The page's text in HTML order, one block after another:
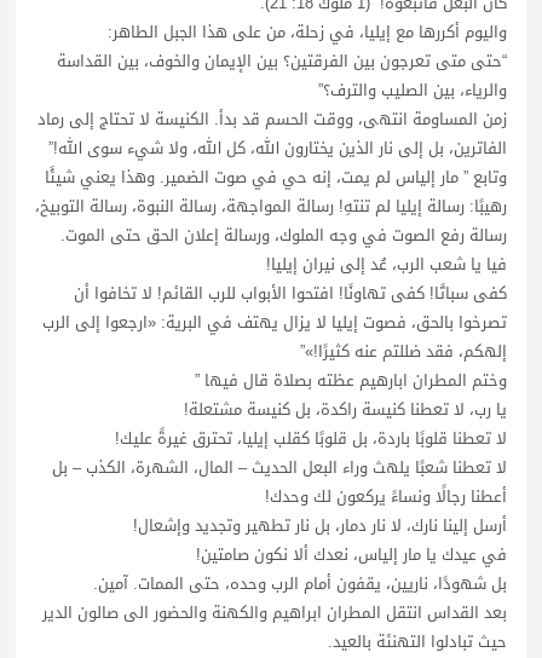
واليوم أكررها مع إيليا، في زحلة، من على هذا الجبل الطاهر:
“حتى متى تعرجون بين الفرقتين؟ بين الإيمان والخوف، بين القداسة
والرياء، بين الصليب والترف؟”
زمن المساومة انتهى، ووقت الحسم قد بدأ. الكنيسة لا تحتاج إلى رماد
الفاترين، بل إلى نار الذين يختارون الله، كل الله، ولا شيء سوى الله!”
وتابع ” مار إلياس لم يمت، إنه حي في صوت الضمير. وهذا يعني شيئًا
رهيبًا: رسالة إيليا لم تنتهِ! رسالة المواجهة، رسالة النبوة، رسالة التوبيخ،
رسالة رفع الصوت في وجه الملوك، ورسالة إعلان الحق حتى الموت.
فيا يا شعب الرب، عُد إلى نيران إيليا!
كفى سباتًا! كفى تهاونًا! افتحوا الأبواب للرب القائم! لا تخافوا أن
تصرخوا بالحق، فصوت إيليا لا يزال يهتف في البرية: «ارجعوا إلى الرب
إلهكم، فقد ضللتم عنه كثيرًا!»”
وختم المطران ابارهيم عظته بصلاة قال فيها ”
يا رب، لا تعطنا كنيسة راكدة، بل كنيسة مشتعلة!
لا تعطنا قلوبًا باردة، بل قلوبًا كقلب إيليا، تحترق غيرةً عليك!
لا تعطنا شعبًا يلهث وراء البعل الحديث – المال، الشهرة، الكذب – بل
أعطنا رجالًا ونساءً يركعون لك وحدك!
أرسل إلينا نارك، لا نار دمار، بل نار تطهير وتجديد وإشعال!
في عيدك يا مار إلياس، نعدك ألا نكون صامتين!
بل شهودًا، ناريين، يقفون أمام الرب وحده، حتى الممات. آمين.
بعد القداس انتقل المطران ابراهيم والكهنة والحضور الى صالون الدير
حيث تبادلوا التهنئة بالعيد.